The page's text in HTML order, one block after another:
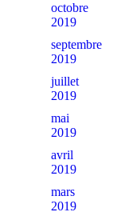
octobre
2019
septembre
2019
juillet
2019
mai
2019
avril
2019
mars
2019